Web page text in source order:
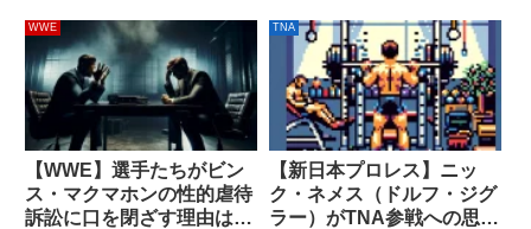
ク・ギャローズ、カール・アンダ
ーソンでした。AJはリコシェに
挑戦表明。そ...
番組でその後の動向を予想しまし
た。ジャレットは「ビンスがプロ
レス界に復帰する姿は想像できな
い」と前置きしつつも、持ち...
WWE
【WWE】選手たちがビン
ス・マクマホンの性的虐待
訴訟に口を閉ざす理由は何
TNA
【新日本プロレス】ニッ
ク・ネメス（ドルフ・ジグ
ラー）がTNA参戦への思い